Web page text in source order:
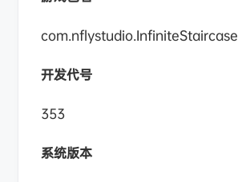
com.nflystudio.InfiniteStaircase
开发代号
353
系统版本